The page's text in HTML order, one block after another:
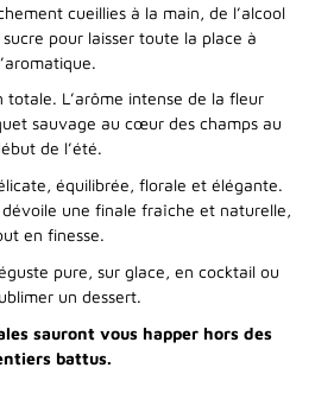
cueillies à la main, de l’alcool
pour laisser toute la place à
totale. L’arôme intense de la fleur
sauvage au cœur des champs au
de l’été.
équilibrée, florale et élégante.
une finale fraîche et naturelle,
en finesse.
pure, sur glace, en cocktail ou
un dessert.
sauront vous happer hors des
battus.